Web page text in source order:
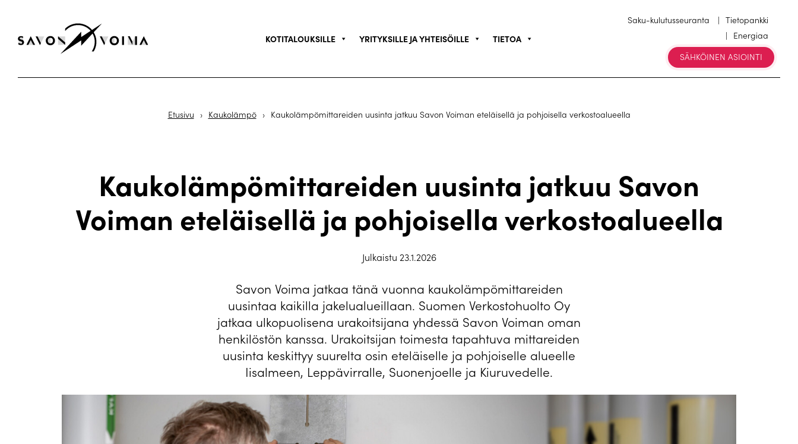
KOTITALOUKSILLE YRITYKSILLE JA YHTEISÖILLE TIETOA
Saku-kulutusseuranta
Tietopankki
Energiaa
SÄHKÖINEN ASIOINTI
Etusivu › Kaukolämpö › Kaukolämpömittareiden uusinta jatkuu Savon Voiman eteläisellä ja pohjoisella verkostoalueella
Kaukolämpömittareiden uusinta jatkuu Savon
Voiman eteläisellä ja pohjoisella verkostoalueella
Julkaistu 23.1.2026
Savon Voima jatkaa tänä vuonna kaukolämpömittareiden
uusintaa kaikilla jakelualueillaan. Suomen Verkostohuolto Oy
jatkaa ulkopuolisena urakoitsijana yhdessä Savon Voiman oman
henkilöstön kanssa. Urakoitsijan toimesta tapahtuva mittareiden
uusinta keskittyy suurelta osin eteläiselle ja pohjoiselle alueelle
Iisalmeen, Leppävirralle, Suonenjoelle ja Kiuruvedelle.